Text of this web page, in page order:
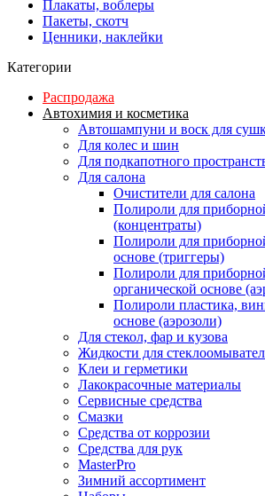
Плакаты, воблеры
Пакеты, скотч
Ценники, наклейки
Категории
Распродажа
Автохимия и косметика
Автошампуни и воск для
Для колес и шин
Для подкапотного
Для салона
Очистители для салона
Полироли для
(концентраты)
Полироли для
основе (триггеры)
Полироли для
органической основе
Полироли пластика,
основе (аэрозоли)
Для стекол, фар и кузова
Жидкости для
Клеи и герметики
Лакокрасочные материалы
Сервисные средства
Смазки
Средства от коррозии
Средства для рук
MasterPro
Зимний ассортимент